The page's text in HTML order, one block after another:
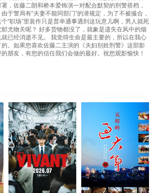
，佐藤二朗和桥本爱饰演一对配合默契的刑警搭档，
于警局有“夫妻不能同部门”的潜规定，为了不被撮合，
“职场”里装作只是普串通事遇到这玩意儿啊，男人就死
尤物关呢？ 好多货物都没了，就象是遗失在风中的烟
已经消逝不见。 我觉得生命是最主要的，所以在我心
。如果您喜欢佐藤二主演的《夫妇别姓刑警》这部影
朋友，有您的信任我们会做的最好。祝您观影愉快！